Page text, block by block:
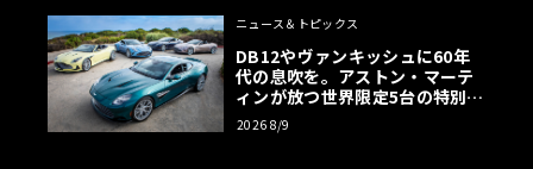
ニュース＆トピックス
DB12やヴァンキッシュに60年
代の息吹を。アストン・マーテ
ィンが放つ世界限定5台の特別コ
レクション
2026 8/9